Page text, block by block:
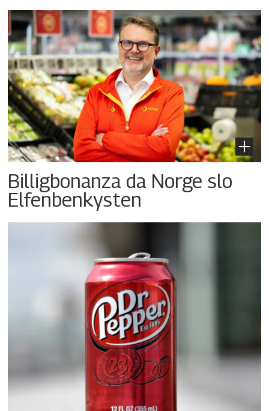
Billigbonanza da Norge slo
Elfenbenkysten